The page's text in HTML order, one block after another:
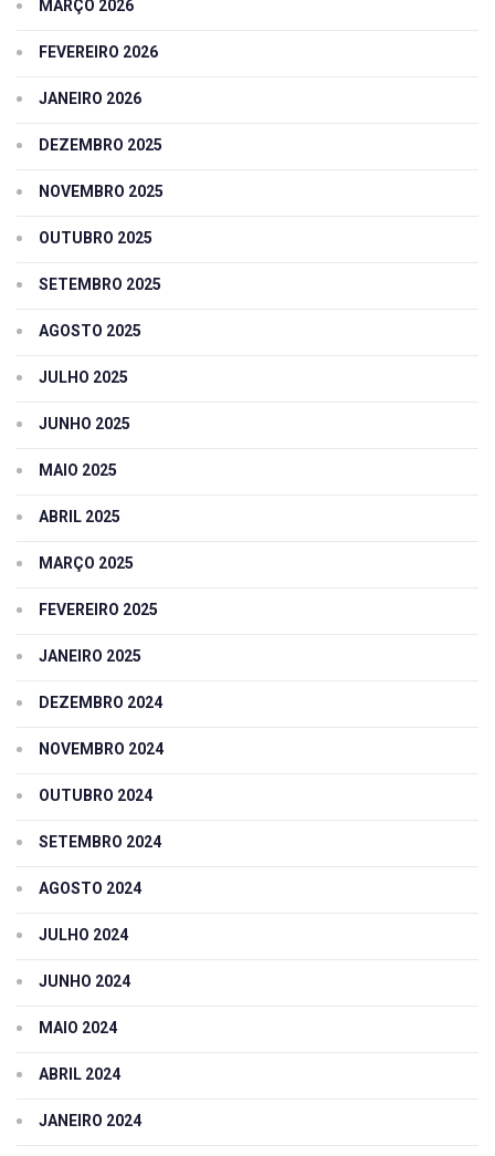
MARÇO 2026
FEVEREIRO 2026
JANEIRO 2026
DEZEMBRO 2025
NOVEMBRO 2025
OUTUBRO 2025
SETEMBRO 2025
AGOSTO 2025
JULHO 2025
JUNHO 2025
MAIO 2025
ABRIL 2025
MARÇO 2025
FEVEREIRO 2025
JANEIRO 2025
DEZEMBRO 2024
NOVEMBRO 2024
OUTUBRO 2024
SETEMBRO 2024
AGOSTO 2024
JULHO 2024
JUNHO 2024
MAIO 2024
ABRIL 2024
JANEIRO 2024